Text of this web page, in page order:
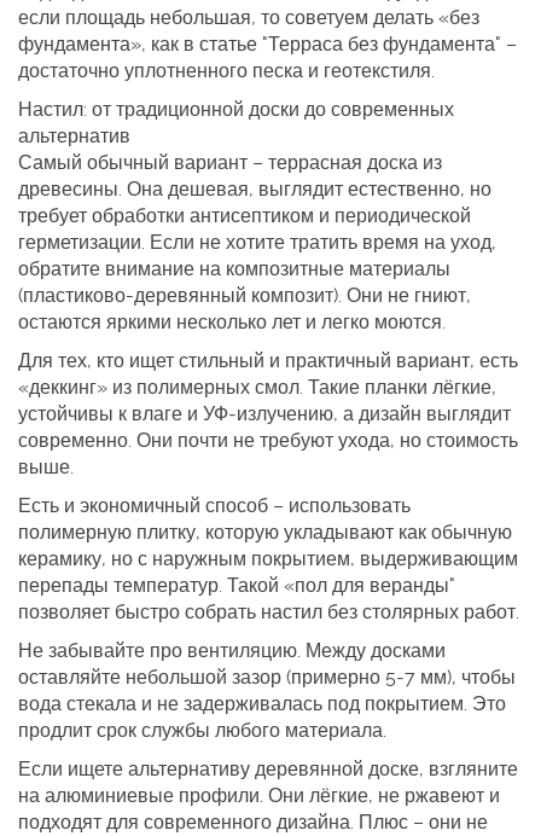
если площадь небольшая, то советуем делать «без
фундамента», как в статье "Терраса без фундамента" –
достаточно уплотненного песка и геотекстиля.
Настил: от традиционной доски до современных
альтернатив
Самый обычный вариант – террасная доска из
древесины. Она дешевая, выглядит естественно, но
требует обработки антисептиком и периодической
герметизации. Если не хотите тратить время на уход,
обратите внимание на композитные материалы
(пластиково-деревянный композит). Они не гниют,
остаются яркими несколько лет и легко моются.
Для тех, кто ищет стильный и практичный вариант, есть
«деккинг» из полимерных смол. Такие планки лёгкие,
устойчивы к влаге и УФ‑излучению, а дизайн выглядит
современно. Они почти не требуют ухода, но стоимость
выше.
Есть и экономичный способ – использовать
полимерную плитку, которую укладывают как обычную
керамику, но с наружным покрытием, выдерживающим
перепады температур. Такой «пол для веранды"
позволяет быстро собрать настил без столярных работ.
Не забывайте про вентиляцию. Между досками
оставляйте небольшой зазор (примерно 5‑7 мм), чтобы
вода стекала и не задерживалась под покрытием. Это
продлит срок службы любого материала.
Если ищете альтернативу деревянной доске, взгляните
на алюминиевые профили. Они лёгкие, не ржавеют и
подходят для современного дизайна. Плюс – они не